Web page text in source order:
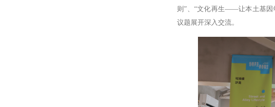
则”、“文化再生——让本土基因
议题展开深入交流。